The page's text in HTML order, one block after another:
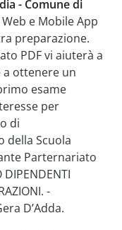
- Comune di
e Mobile App
preparazione.
PDF vi aiuterà a
a ottenere un
esame
per
di
della Scuola
Parternariato
-
D’Adda.